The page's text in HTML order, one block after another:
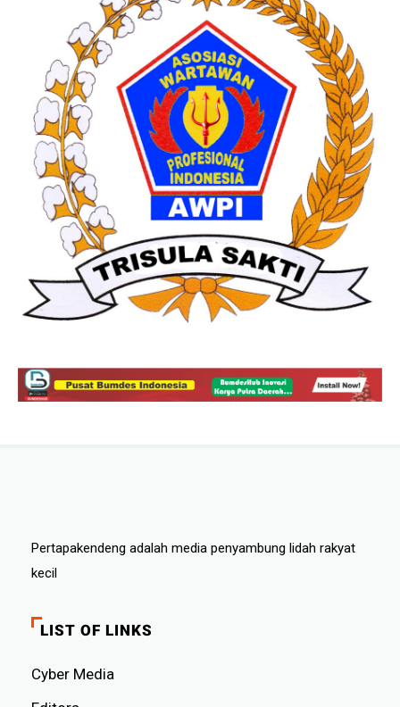
Pertapakendeng adalah media penyambung lidah rakyat
kecil
LIST OF LINKS
Cyber ​​Media